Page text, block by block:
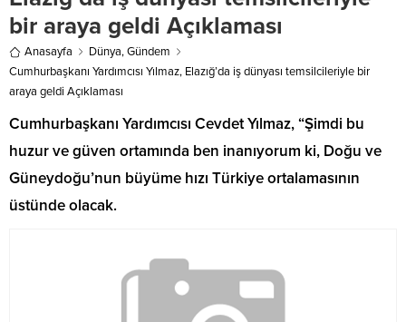
bir araya geldi Açıklaması
Anasayfa Dünya,Gündem
Cumhurbaşkanı Yardımcısı Yılmaz, Elazığ’da iş dünyası temsilcileriyle bir
araya geldi Açıklaması
Cumhurbaşkanı Yardımcısı Cevdet Yılmaz, “Şimdi bu
huzur ve güven ortamında ben inanıyorum ki, Doğu ve
Güneydoğu’nun büyüme hızı Türkiye ortalamasının
üstünde olacak.